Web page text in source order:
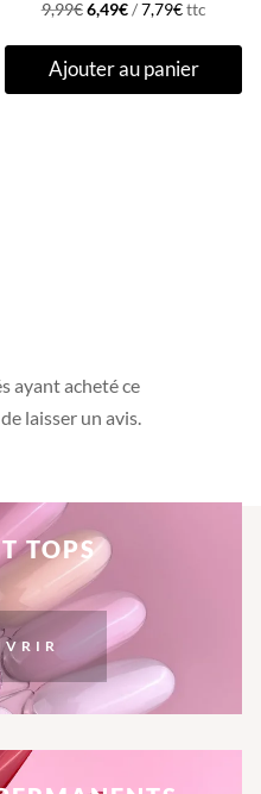
9,99€Le
initial
était :
6,49€Le
actuel
est :
/7,79€ttc
Ajouter au panier
ayant acheté ce
laisser un avis.
TOPS